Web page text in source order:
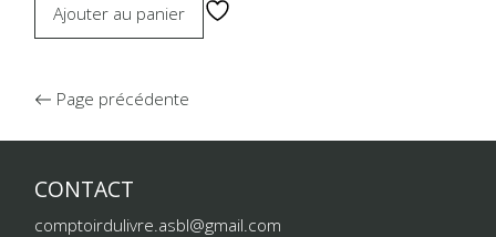
Ajouter au panier
Page précédente
CONTACT
comptoirdulivre.asbl@gmail.com